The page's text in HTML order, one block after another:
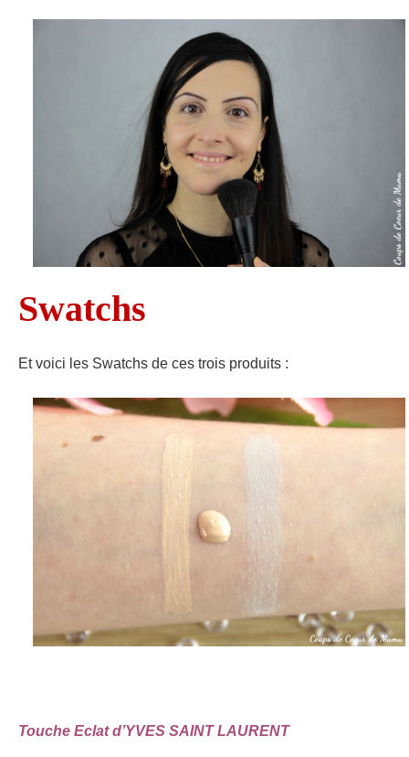
Swatchs
Et voici les Swatchs de ces trois produits :
Touche Eclat d’YVES SAINT LAURENT